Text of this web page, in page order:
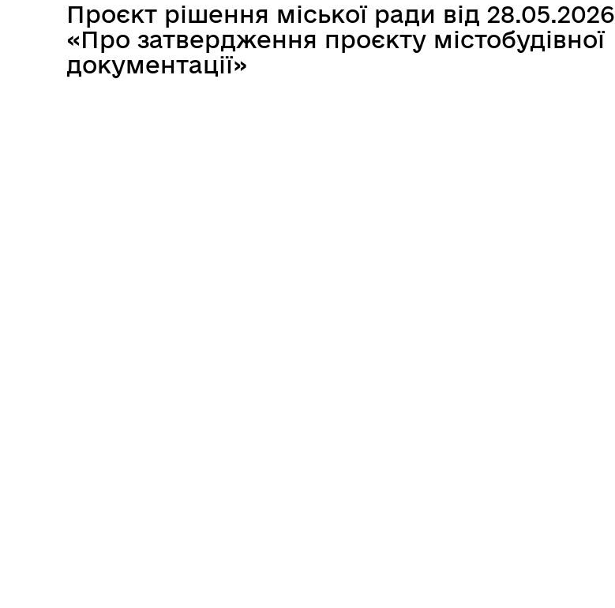
Проєкт рішення міської ради від 28.05.2026
«Про затвердження проєкту містобудівної
документації»